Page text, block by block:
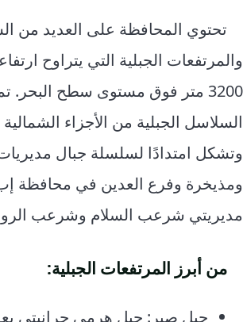
تحتوي المحافظة على العديد من
3200 متر فوق مستوى سطح البحر.
السلاسل الجبلية من الأجزاء
وتشكل امتدادًا لسلسلة جبال
ومذيخرة وفرع العدين في محافظة
مديريتي شرعب السلام وشرعب
من أبرز المرتفعات الجبلية:
جبل صبر: جبل هرمي جرانيتي